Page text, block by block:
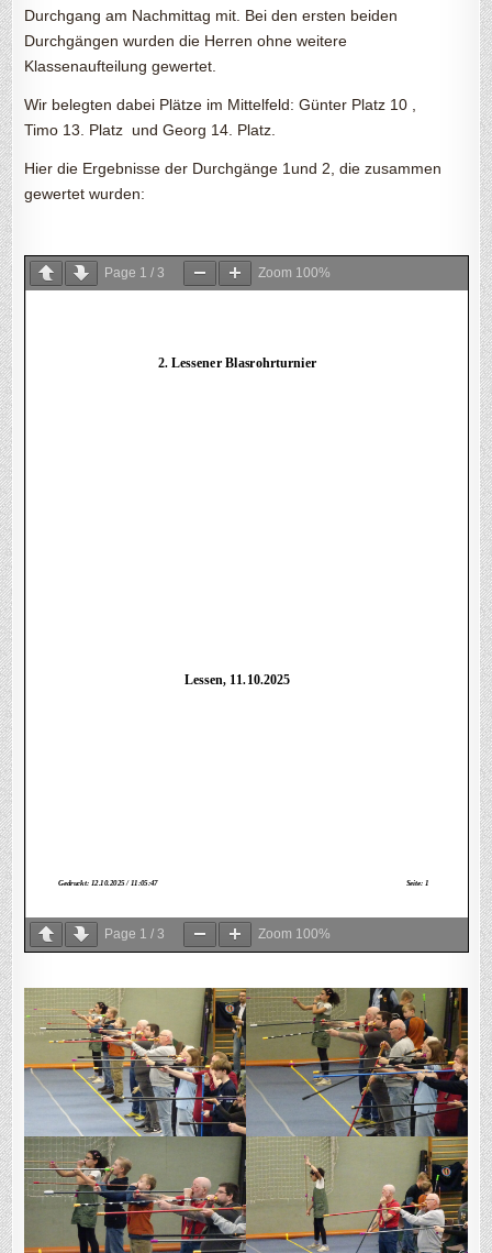
Durchgang am Nachmittag mit. Bei den ersten beiden
Durchgängen wurden die Herren ohne weitere
Klassenaufteilung gewertet.
Wir belegten dabei Plätze im Mittelfeld: Günter Platz 10 ,
Timo 13. Platz und Georg 14. Platz.
Hier die Ergebnisse der Durchgänge 1und 2, die zusammen
gewertet wurden:
Page 1 /3 Zoom 100%
Page 1 /3 Zoom 100%